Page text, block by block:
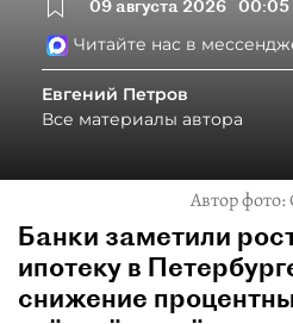
09 августа 2026 00:05
Читайте нас в
Евгений Петров
Все материалы автора
Автор фото:
Банки заметили
ипотеку в
снижение